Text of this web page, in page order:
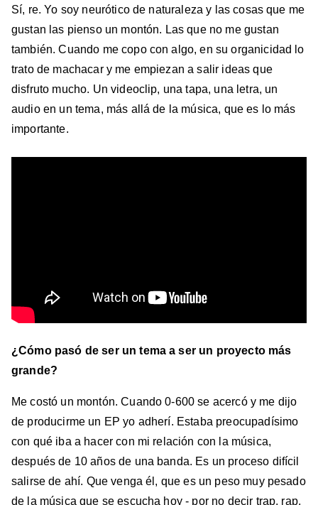
Sí, re. Yo soy neurótico de naturaleza y las cosas que me
gustan las pienso un montón. Las que no me gustan
también. Cuando me copo con algo, en su organicidad lo
trato de machacar y me empiezan a salir ideas que
disfruto mucho. Un videoclip, una tapa, una letra, un
audio en un tema, más allá de la música, que es lo más
importante.
¿Cómo pasó de ser un tema a ser un proyecto más
grande?
Me costó un montón. Cuando 0-600 se acercó y me dijo
de producirme un EP yo adherí. Estaba preocupadísimo
con qué iba a hacer con mi relación con la música,
después de 10 años de una banda. Es un proceso difícil
salirse de ahí. Que venga él, que es un peso muy pesado
de la música que se escucha hoy - por no decir trap, rap,